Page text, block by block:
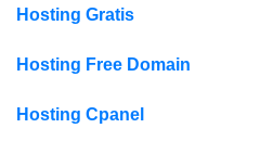
Hosting Gratis
Hosting Free Domain
Hosting Cpanel